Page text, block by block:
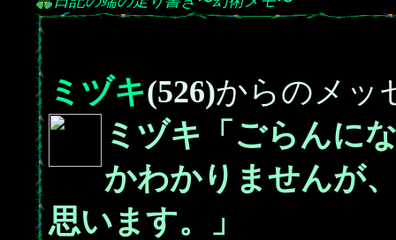
ミヅキ(526)からのメッ
ミヅキ「ごらんに
かわかりませんが
思います。」